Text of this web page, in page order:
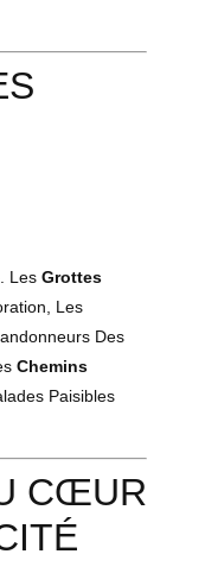
LesGrottes
Les
Des
Chemins
Paisibles
CŒUR